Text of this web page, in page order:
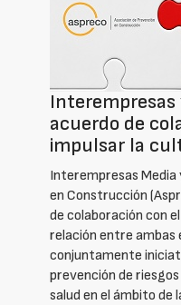
acuerdo de
impulsar la
Interempresas Media
en Construcción
de colaboración con
relación entre ambas
conjuntamente
prevención de
salud en el ámbito de